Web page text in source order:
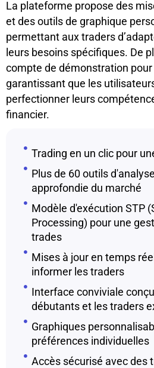
La plateforme propose des
et des outils de graphique
permettant aux traders
leurs besoins spécifiques. De
compte de démonstration pour
garantissant que les
perfectionner leurs
financier.
Trading en un clic pour
Plus de 60 outils
approfondie du marché
Modèle d'exécution STP
Processing) pour une
trades
Mises à jour en temps
informer les traders
Interface conviviale
débutants et les traders
Graphiques
préférences individuelles
Accès sécurisé avec des